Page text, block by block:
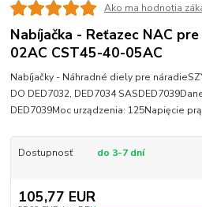
Ako ma hodnotia
Nabíjačka - Reťazec NAC
02AC CST45-40-05AC
Nabíjačky - Náhradné diely pre
DO DED7032, DED7034
DED7039Moc urządzenia: 125Napięcie
Dostupnosť do 3-7 dní
105,77 EUR